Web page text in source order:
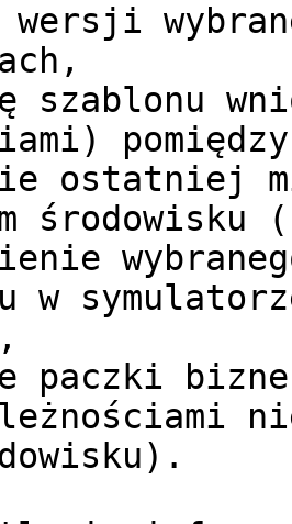
szablonu
ostatniej
w
paczki